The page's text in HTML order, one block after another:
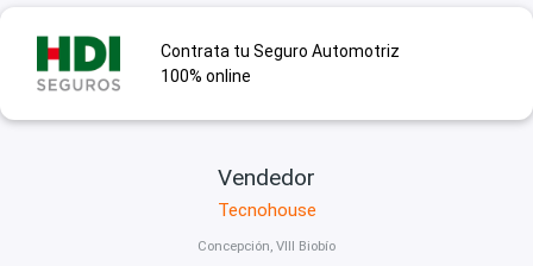
Contrata tu Seguro Automotriz
100% online
Vendedor
Tecnohouse
Concepción, VIII Biobío